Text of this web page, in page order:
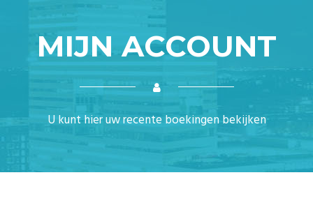
MIJN ACCOUNT
U kunt hier uw recente boekingen bekijken